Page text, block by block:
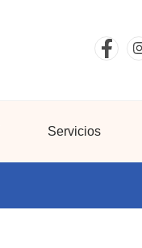
Servicios